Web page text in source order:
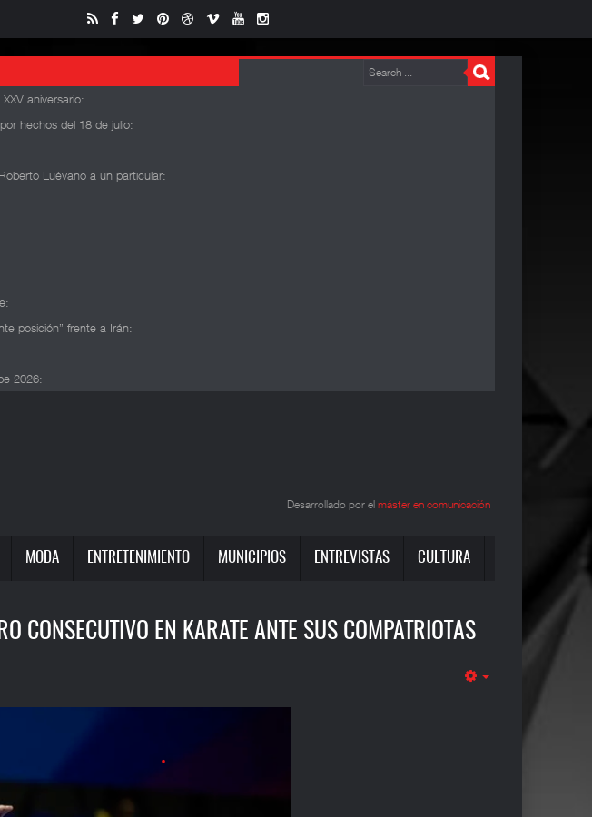
aniversario:
hechos del 18 de julio:
Luévano a un particular:
:
posición” frente a Irán:
2026:
Desarrollado por el máster en comunicación
MODA ENTRETENIMIENTO MUNICIPIOS ENTREVISTAS CULTURA
CONSECUTIVO EN KARATE ANTE SUS COMPATRIOTAS